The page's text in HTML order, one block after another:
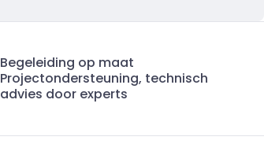
Begeleiding op maat
Projectondersteuning, technisch
advies door experts